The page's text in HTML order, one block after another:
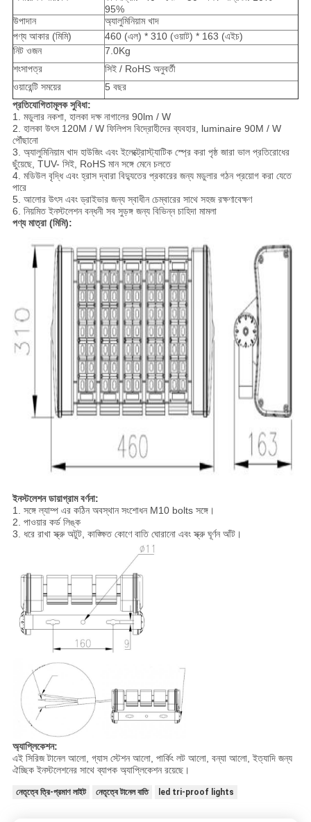
95%
উপাদান
অ্যালুমিনিয়াম খাদ
পণ্য আকার (মিমি)
460 (এল) * 310 (ওয়াট) * 163 (এইচ)
নিট ওজন
7.0Kg
শংসাপত্র
সিই / RoHS অনুবর্তী
ওয়ারেন্টি সময়ের
5 বছর
প্রতিযোগিতামূলক সুবিধা:
1. মডুলার নকশা, হালকা দক্ষ নাগালের 90lm / W
2. হালকা উৎস 120M / W ফিলিপস বিদ্রোহীদের ব্যবহার, luminaire 90M / W
পৌঁছানো
3. অ্যালুমিনিয়াম খাদ হাউজিং এবং ইলেক্ট্রোস্ট্যাটিক স্প্রে করা পৃষ্ঠ জারা ভাল প্রতিরোধের
ছুঁয়েছে, TUV- সিই, RoHS মান সঙ্গে মেনে চলতে
4. মডিউল বৃদ্ধি এবং হ্রাস দ্বারা বিদ্যুতের প্রকারের জন্য মডুলার গঠন প্রয়োগ করা যেতে
পারে
5. আলোর উৎস এবং ড্রাইভার জন্য স্বাধীন চেম্বারের সাথে সহজ রক্ষণাবেক্ষণ
6. নিয়মিত ইনস্টলেশন বন্ধনী সব সুড়ঙ্গ জন্য বিভিন্ন চাহিদা মামলা
পণ্য মাত্রা (মিমি):
ইনস্টলেশন ডায়াগ্রাম বর্ণনা:
1. সঙ্গে ল্যাম্প এর কঠিন অবস্থান সংশোধন M10 bolts সঙ্গে।
2. পাওয়ার কর্ড লিঙ্ক
3. ধরে রাখা স্ক্রু অটুট, কাঙ্ক্ষিত কোণে বাতি ঘোরানো এবং স্ক্রু ঘূর্ণন আঁট।
অ্যাপ্লিকেশন:
এই সিরিজ টানেল আলো, গ্যাস স্টেশন আলো, পার্কিং লট আলো, বন্যা আলো, ইত্যাদি জন্য
ঐচ্ছিক ইনস্টলেশনের সাথে ব্যাপক অ্যাপ্লিকেশন রয়েছে।
নেতৃত্বে ত্রি-প্রমাণ লাইট নেতৃত্বে টানেল বাতি led tri-proof lights